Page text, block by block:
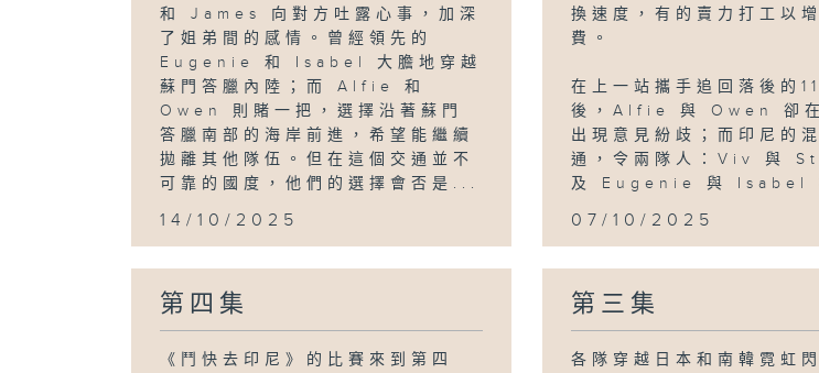
和 James 向對方吐露心事，加深
了姐弟間的感情。曾經領先的
Eugenie 和 Isabel 大膽地穿越
蘇門答臘內陸；而 Alfie 和
Owen 則賭一把，選擇沿著蘇門
答臘南部的海岸前進，希望能繼續
拋離其他隊伍。但在這個交通並不
可靠的國度，他們的選擇會否是...
14/10/2025
換速度，有的賣力打工以
費。
在上一站攜手追回落後的
後，Alfie 與 Owen 卻在
出現意見紛歧；而印尼的
通，令兩隊人：Viv 與
及 Eugenie 與 Isabel
07/10/2025
第四集
《鬥快去印尼》的比賽來到第四
第三集
各隊穿越日本和南韓霓虹